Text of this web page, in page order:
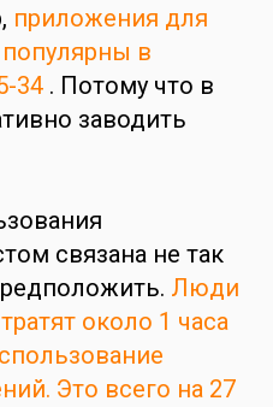
приложения для
в
34 . Потому что в
заводить
связана не так
Люди
около 1 часа
Это всего на 27